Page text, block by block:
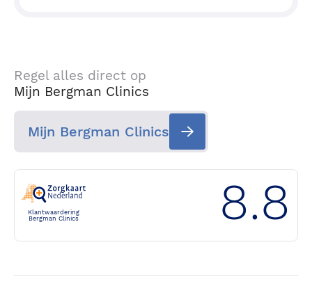
Regel alles direct op
Mijn Bergman Clinics
Mijn Bergman Clinics
Klantwaardering
Bergman Clinics
8.8